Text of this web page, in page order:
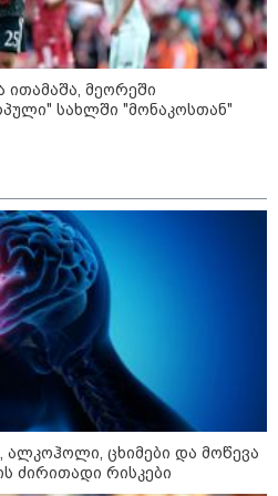
აგარაკზე: ეს 5 საქმე
მოასწროთ შემოდგომის
აღმოჩნდება: ვინ
ჩავიცვათ 40 წლის
მილიონერების
8 ოქროს წესი და
სამოსი
ითამაშა, მეორეში
სახლში "მონაკოსთან"
ცხიმები და მოწევა
ძირითადი რისკები